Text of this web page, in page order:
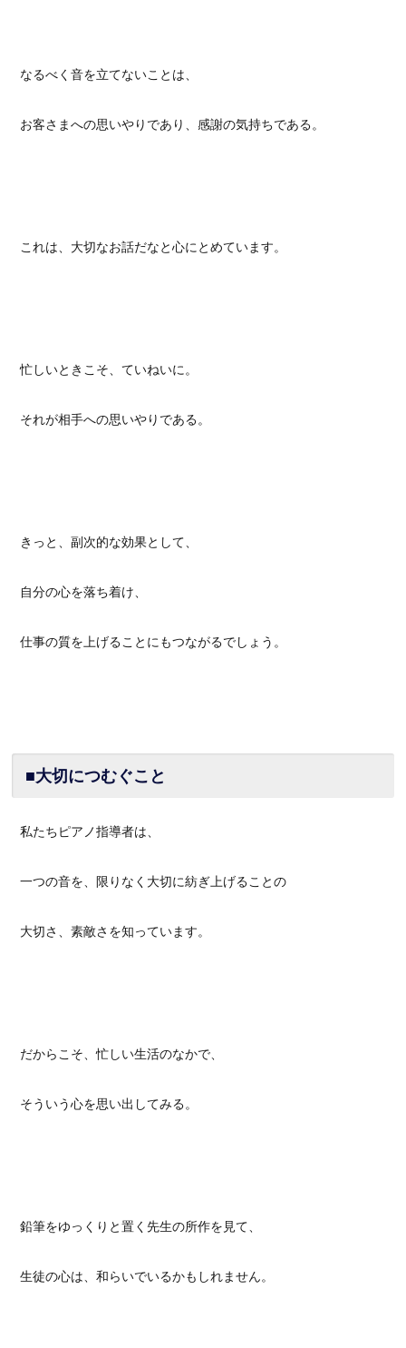
なるべく音を立てないことは、
お客さまへの思いやりであり、感謝の気持ちである。
これは、大切なお話だなと心にとめています。
忙しいときこそ、ていねいに。
それが相手への思いやりである。
きっと、副次的な効果として、
自分の心を落ち着け、
仕事の質を上げることにもつながるでしょう。
■大切につむぐこと
私たちピアノ指導者は、
一つの音を、限りなく大切に紡ぎ上げることの
大切さ、素敵さを知っています。
だからこそ、忙しい生活のなかで、
そういう心を思い出してみる。
鉛筆をゆっくりと置く先生の所作を見て、
生徒の心は、和らいでいるかもしれません。